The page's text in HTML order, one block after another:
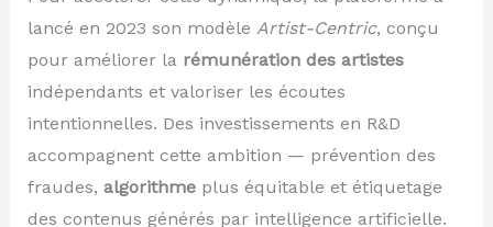
lancé en 2023 son modèle Artist-Centric, conçu
pour améliorer la rémunération des artistes
indépendants et valoriser les écoutes
intentionnelles. Des investissements en R&D
accompagnent cette ambition — prévention des
fraudes, algorithmeplus équitable et étiquetage
des contenus générés par intelligence artificielle.